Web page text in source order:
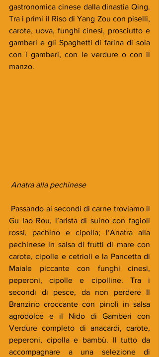
gastronomica cinese dalla dinastia Qing.
Tra i primi il Riso di Yang Zou con piselli,
carote, uova, funghi cinesi, prosciutto e
gamberi e gli Spaghetti di farina di soia
con i gamberi, con le verdure o con il
manzo.
Anatra alla pechinese
Gu Iao Rou, l’arista di suino con fagioli
rossi, pachino e cipolla; l’Anatra alla
pechinese in salsa di frutti di mare con
carote, cipolle e cetrioli e la Pancetta di
Maiale piccante con funghi cinesi,
peperoni, cipolle e cipolline. Tra i
secondi di pesce, da non perdere Il
Branzino croccante con pinoli in salsa
agrodolce e il Nido di Gamberi con
Verdure completo di anacardi, carote,
peperoni, cipolla e bambù. Il tutto da
accompagnare a una selezione di